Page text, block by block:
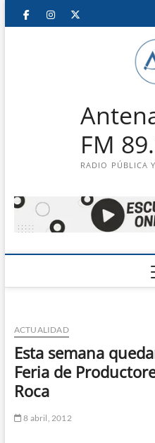
Saltar
FacebookInstagram
FM
RADIO PÚBLICA
ACTUALIDAD
Esta semana
Feria de
Roca
8 abril, 2012